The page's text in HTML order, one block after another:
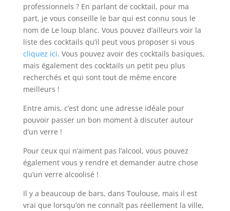
professionnels ? En parlant de cocktail, pour ma
part, je vous conseille le bar qui est connu sous le
nom de Le loup blanc. Vous pouvez d’ailleurs voir la
liste des cocktails qu’il peut vous proposer si vous
cliquez ici. Vous pouvez avoir des cocktails basiques,
mais également des cocktails un petit peu plus
recherchés et qui sont tout de même encore
meilleurs !
Entre amis, c’est donc une adresse idéale pour
pouvoir passer un bon moment à discuter autour
d’un verre !
Pour ceux qui n’aiment pas l’alcool, vous pouvez
également vous y rendre et demander autre chose
qu’un verre alcoolisé !
Il y a beaucoup de bars, dans Toulouse, mais il est
vrai que lorsqu’on ne connaît pas réellement la ville,